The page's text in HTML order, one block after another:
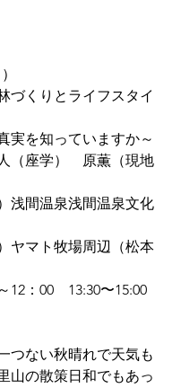
づくりとライフスタイ
実を知っていますか～
（座学）　原薫（現地
浅間温泉浅間温泉文化
ヤマト牧場周辺（松本
12：00　13:30〜15:00
つない秋晴れで天気も
山の散策日和でもあっ